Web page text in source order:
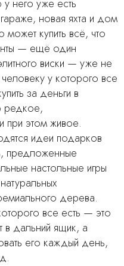
него уже есть
новая яхта и дом
купить всё, что
— ещё один
виски — уже не
у которого все
за деньги в
редкое,
при этом живое.
идеи подарков
предложенные
настольные игры
дерева.
все есть — это
дальний ящик, а
его каждый день,